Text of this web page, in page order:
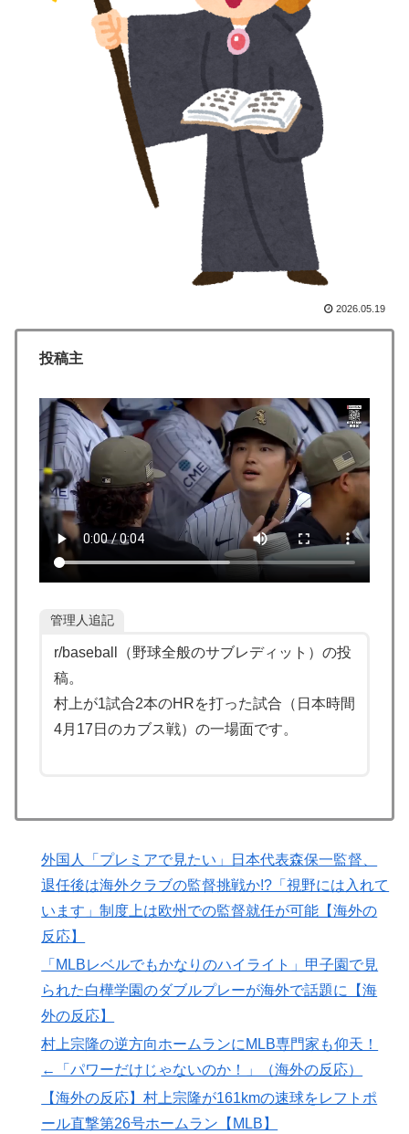
外国人「初めてトラウマになった日本のアニメといえば
日本からの「海外送金が最も多い国ランキング」2位は
インドネシア、1位は？【タイ人の反応】
海外「不思議だね！」日本の雇用制度の正しさに気づき
始めた欧米に海外が大騒ぎ
トルコ人「日本人まで獲るのか」上田綺世、トルコ名門
が巨額の正式オファー！現地サポが騒然！【海外の反
海外「これは日本の主張が正しい…」米国に対する日本
政府の懸念表明に海外ネチズンが大騒ぎ！【海外の反
▶
日本の食品、買ってみたものの使い道が分からない外国
人が続出
▶ 外国人「ドイツと日本、あらゆる面を比較したらどっち
が上なの？」
▶
【あんこ】やる夫はパーティーを追放され復讐に生きる
ようです ～仕返し？ ざまぁ？ 人として幸せに生きるこ
とで相手に復讐しますが、何か？～ その3
▶
私が作った餃子ラーメンを見てくれ←「見事だ」（海外
の反応）
▶ 外国人「プレミアで見たい」日本代表森保一監督、退任
す」制度上は欧州での監督就任が可能【海外の反応】
外国人「初めてトラウマになった日本のアニメといえば
何？」
フランス人「なぜ移籍させない?」中村敬斗に複数オフ
ァー！ランスが46億円要求でまさかの残留の可能性浮
▶ 海外「日本人は何に使ってるんだ？」 世界的ブームの
日本の食品、買ってみたものの使い道が分からない外国
人が続出
▶ 韓国人「日本の老舗で働く職人が明かした”日本の伝統
料理の秘密”がこちら・・・」
▶
韓国人「日本の某ゲームが米国進出した当時、アメリカ
国内で巻き起こった熱狂的ブームの様子がこちら…」＝
韓国の反応
▶
韓国人「日本の村上宗隆 vs 韓国のイ・ジョンフ」
→「」【MLB】
▶ 【海外の反応】村上宗隆が100マイル粉砕の26号弾で逆
2026.05.19
投稿主
管理人追記
r/baseball（野球全般のサブレディット）の投
稿。
村上が1試合2本のHRを打った試合（日本時間
4月17日のカブス戦）の一場面です。
外国人「プレミアで見たい」日本代表森保一監督、
退任後は海外クラブの監督挑戦か!?「視野には入れて
います」制度上は欧州での監督就任が可能【海外の
反応】
「MLBレベルでもかなりのハイライト」甲子園で見
られた白樺学園のダブルプレーが海外で話題に【海
外の反応】
村上宗隆の逆方向ホームランにMLB専門家も仰天！
←「パワーだけじゃないのか！」（海外の反応）
【海外の反応】村上宗隆が161kmの速球をレフトポ
ール直撃第26号ホームラン【MLB】